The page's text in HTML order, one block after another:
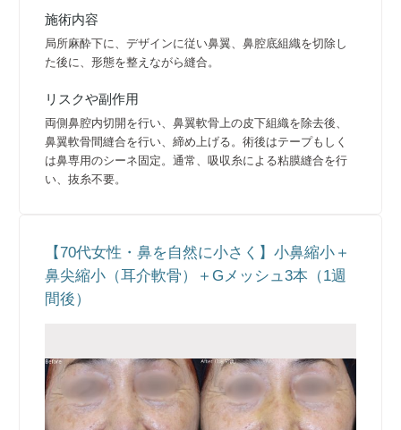
施術内容
局所麻酔下に、デザインに従い鼻翼、鼻腔底組織を切除し
た後に、形態を整えながら縫合。
リスクや副作用
両側鼻腔内切開を行い、鼻翼軟骨上の皮下組織を除去後、
鼻翼軟骨間縫合を行い、締め上げる。術後はテープもしく
は鼻専用のシーネ固定。通常、吸収糸による粘膜縫合を行
い、抜糸不要。
【70代女性・鼻を自然に小さく】小鼻縮小＋
鼻尖縮小（耳介軟骨）＋Gメッシュ3本（1週
間後）